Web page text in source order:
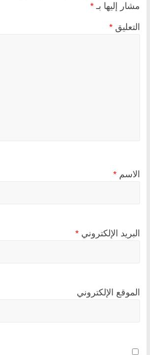
مشار إليها بـ *
التعليق *
الاسم *
البريد الإلكتروني *
الموقع الإلكتروني